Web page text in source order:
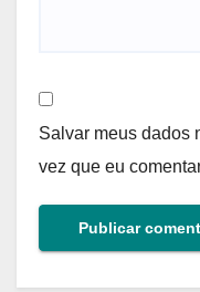
Salvar meus dados
vez que eu